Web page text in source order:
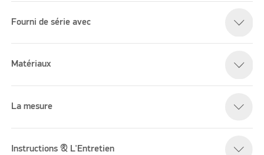
Fourni de série avec
Matériaux
La mesure
Instructions & L'Entretien